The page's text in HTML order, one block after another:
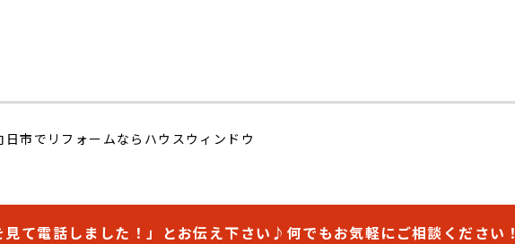
日市でリフォームならハウスウィンドウ
て電話しました！」 とお伝え下さい♪ 何でもお気軽にご相談ください！